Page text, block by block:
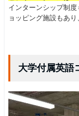
インターンシップ制
ョッピング施設もあり
大学付属英語